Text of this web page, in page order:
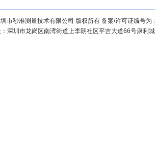
市秒准测量技术有限公司 版权所有 备案/许可证编号为
深圳市龙岗区南湾街道上李朗社区平吉大道66号康利